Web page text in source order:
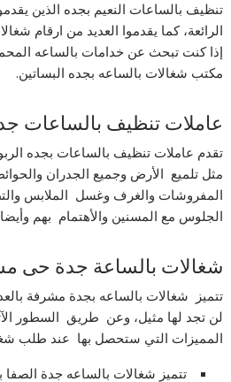
تنظيف بالساعات النعيم بجده الذين
الرائعة، كما يقدموا العديد من ارقام
إذا كنت تبحث عن خدامات بالساعه
مكتب شغالات بالساعه بجده البساتين.
عاملات تنظيف بالساعات
تقدم عاملات تنظيف بالساعات بجده
مثل تلميع الأرض وجميع الجدران
المفروشات والغرف وغسل الملابس
الجلوس مع المسنين والأهتمام بهم
شغالات بالساعة جدة حى
تتميز شغالات بالساعه بجدة مشرفة
لن تجد لها مثيل، وعن طريق السطور
المميزات التي ستحصل بها عند طلب
تتميز شغالات بالساعه جدة